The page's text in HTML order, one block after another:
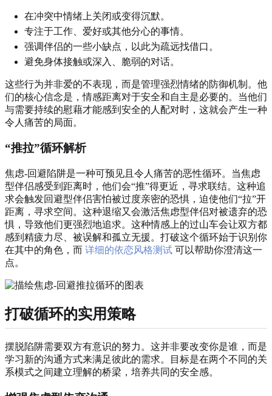
在冲突中情绪上关闭或变得沉默。
专注于工作、爱好或其他分心的事情。
强调伴侣的一些小缺点，以此为疏远找借口。
避免身体接触或深入、脆弱的对话。
这些行为并非爱的不表现，而是管理强烈情绪的防御机制。他
们的核心信念是，情感距离对于安全和自主是必要的。当他们
与需要持续的慰藉才能感到安全的人配对时，这就会产生一种
令人痛苦的局面。
“推拉”循环解析
焦虑-回避陷阱是一种可预见且令人痛苦的恶性循环。当焦虑
型伴侣感受到距离时，他们会“推”得更近，寻求联结。这种追
求会触发回避型伴侣害怕被过度亲密的恐惧，迫使他们“拉”开
距离，寻求空间。这种退缩又会激活焦虑型伴侣对被遗弃的恐
惧，导致他们更强烈地追求。这种情感上的过山车会让双方都
感到精疲力尽、被误解和孤立无援。打破这个循环始于识别你
在其中的角色，而 详细的依恋风格测试 可以帮助你澄清这一
点。
打破循环的实用策略
摆脱陷阱需要双方有意识的努力。这并非要改变你是谁，而是
学习新的沟通方式来满足彼此的需求。目标是在两个不同的关
系模式之间建立理解的桥梁，培养共同的安全感。